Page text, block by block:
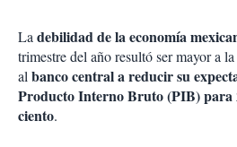
Ladebilidad de la economía
trimestre del año resultó ser mayor a
albanco central a reducir su
Producto Interno Bruto (PIB) para
ciento.